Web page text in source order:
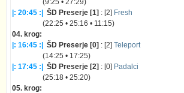
|: 20:45 :| ŠD Preserje [1] : [2] Fresh
(22:25 • 25:16 • 11:15)
04. krog:
|: 16:45 :| ŠD Preserje [0] : [2] Teleport
(14:25 • 17:25)
|: 17:45 :| ŠD Preserje [2] : [0] Padalci
(25:18 • 25:20)
05. krog: